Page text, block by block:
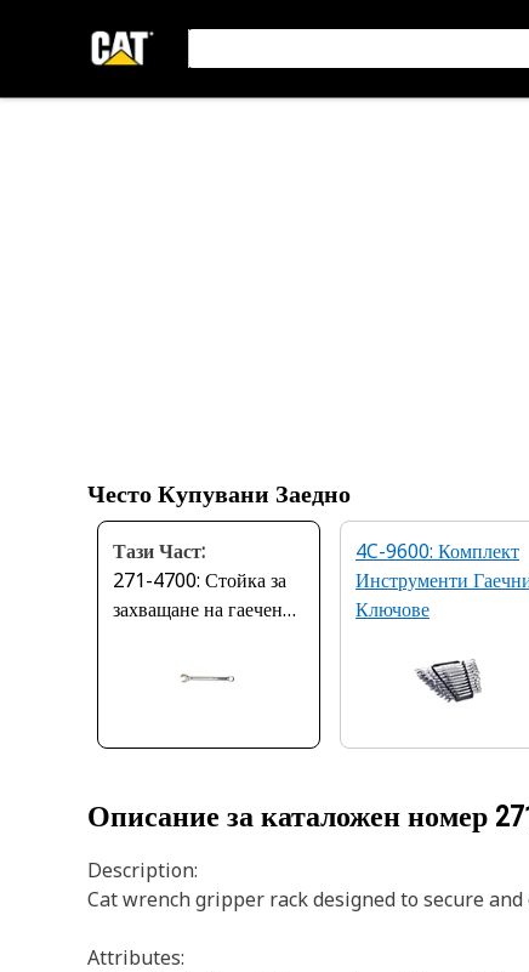
Често Купувани Заедно
Тази Част:
271-4700: Стойка за
захващане на гаечен
4C-9600: Комплект
Инструменти
Ключове
Описание за каталожен номер
Description:
Cat wrench gripper rack designed to secure
Attributes: